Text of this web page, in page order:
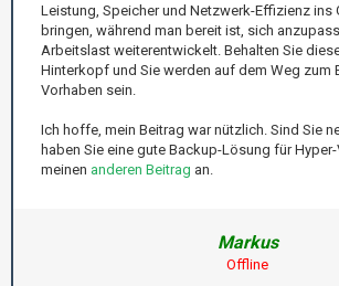
Leistung, Speicher und Netzwerk-Effizienz ins
bringen, während man bereit ist, sich
Arbeitslast weiterentwickelt. Behalten Sie
Hinterkopf und Sie werden auf dem Weg zum
Vorhaben sein.
Ich hoffe, mein Beitrag war nützlich. Sind Sie
haben Sie eine gute Backup-Lösung für
meinen anderen Beitrag an.
Markus
Offline